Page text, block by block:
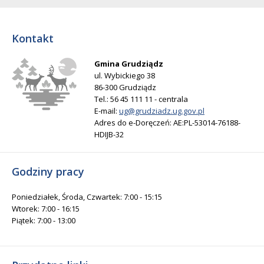
Kontakt
Gmina Grudziądz
ul. Wybickiego 38
86-300 Grudziądz
Tel.: 56 45 111 11 - centrala
E-mail: ug@grudziadz.ug.gov.pl
Adres do e-Doręczeń: AE:PL-53014-76188-
HDIJB-32
Godziny pracy
Poniedziałek, Środa, Czwartek: 7:00 - 15:15
Wtorek: 7:00 - 16:15
Piątek: 7:00 - 13:00